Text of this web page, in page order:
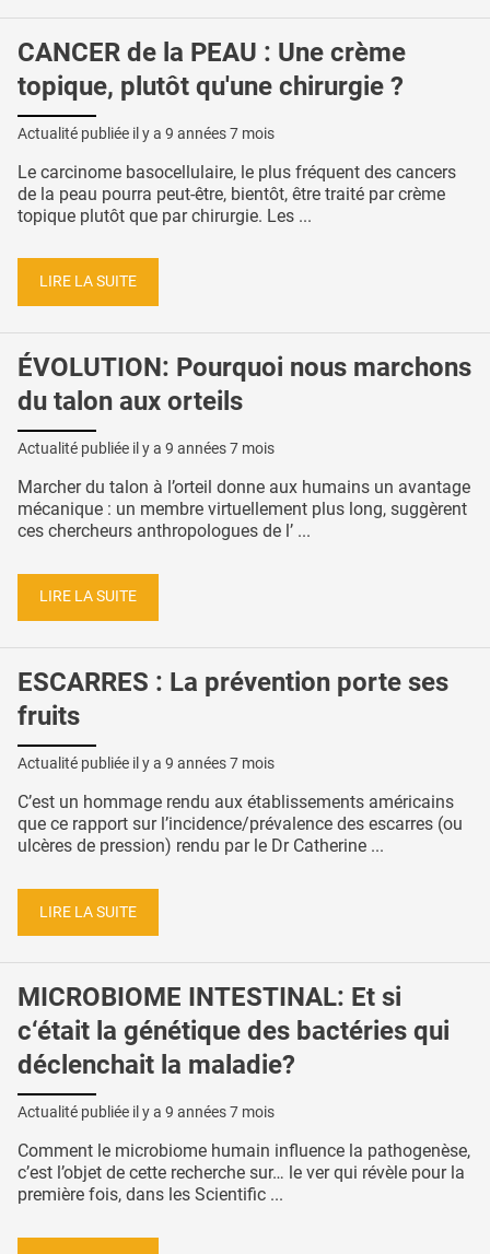
CANCER de la PEAU : Une crème
topique, plutôt qu'une chirurgie ?
Actualité publiée il y a 9 années 7 mois
Le carcinome basocellulaire, le plus fréquent des cancers
de la peau pourra peut-être, bientôt, être traité par crème
topique plutôt que par chirurgie. Les ...
LIRE LA SUITE
ÉVOLUTION: Pourquoi nous marchons
du talon aux orteils
Actualité publiée il y a 9 années 7 mois
Marcher du talon à l’orteil donne aux humains un avantage
mécanique : un membre virtuellement plus long, suggèrent
ces chercheurs anthropologues de l’ ...
LIRE LA SUITE
ESCARRES : La prévention porte ses
fruits
Actualité publiée il y a 9 années 7 mois
C’est un hommage rendu aux établissements américains
que ce rapport sur l’incidence/prévalence des escarres (ou
ulcères de pression) rendu par le Dr Catherine ...
LIRE LA SUITE
MICROBIOME INTESTINAL: Et si
c‘était la génétique des bactéries qui
déclenchait la maladie?
Actualité publiée il y a 9 années 7 mois
Comment le microbiome humain influence la pathogenèse,
c’est l’objet de cette recherche sur… le ver qui révèle pour la
première fois, dans les Scientific ...